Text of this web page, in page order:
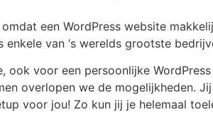
een WordPress website
van ‘s werelds grootste
ook voor een persoonlijke
overlopen we de mogelijkheden.
voor jou! Zo kun jij je helemaal